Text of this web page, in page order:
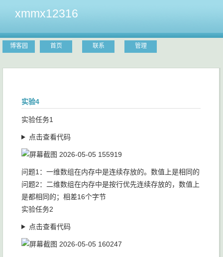
xmmx12316
博客园 首页 联系 管理
实验4
实验任务1
点击查看代码
问题1：一维数组在内存中是连续存放的。数值上是相同的
问题2：二维数组在内存中是按行优先连续存放的，数值上
是都相同的；相差16个字节
实验任务2
点击查看代码